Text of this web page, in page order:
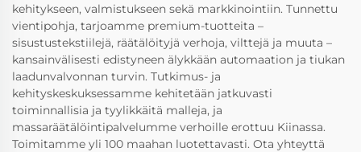
kehitykseen, valmistukseen sekä markkinointiin. Tunnettu
vientipohja, tarjoamme premium-tuotteita –
sisustustekstiilejä, räätälöityjä verhoja, vilttejä ja muuta –
kansainvälisesti edistyneen älykkään automaation ja tiukan
laadunvalvonnan turvin. Tutkimus- ja
kehityskeskuksessamme kehitetään jatkuvasti
toiminnallisia ja tyylikkäitä malleja, ja
massaräätälöintipalvelumme verhoille erottuu Kiinassa.
Toimitamme yli 100 maahan luotettavasti. Ota yhteyttä